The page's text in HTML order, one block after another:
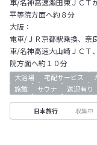
車/名神高速瀬田東ＪＣＴ
平等院方面へ約８分
大阪：
電車/ＪＲ京都駅乗換、奈
車/名神高速大山崎ＪＣＴ
院方面へ約１０分
大浴場 宅配サービス
旅館
サウナ 送迎有り
日本旅行 収集中